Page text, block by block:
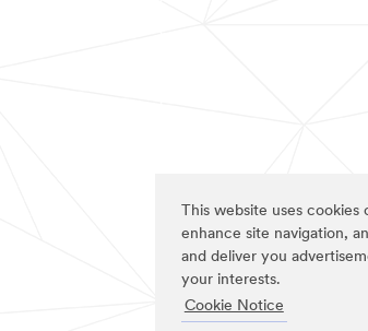
This website uses
enhance site navigation,
and deliver you
your interests.
Cookie Notice